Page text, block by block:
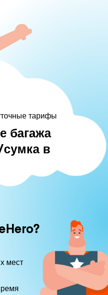
тарифы
багажа
в
мест